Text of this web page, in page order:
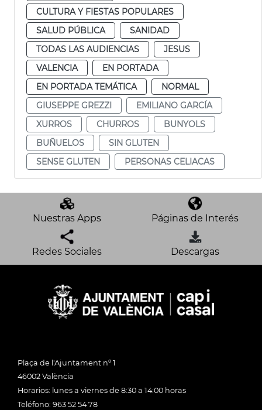
CULTURA Y FIESTAS POPULARES
SALUD PÚBLICA
SANIDAD
TODAS LAS AUDIENCIAS
JESUS
VALENCIA
EN PORTADA
EN PORTADA TEMÁTICA
NORMAL
GIUSEPPE GREZZI
EMILIANO GARCÍA
XURROS
CHURROS
BUNYOLS
BUÑUELOS
SIN GLUTEN
SENSE GLUTEN
PERSONAS CELIACAS
Nuestras Apps Páginas de Interés
Redes Sociales Descargas
Plaça de l'Ajuntament nº 1
46002 València
Horarios: lunes a viernes de 8:30 a 14:00 horas
Teléfono: 963 52 54 78